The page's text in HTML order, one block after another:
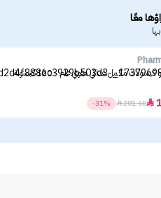
معًا
كبسولات مكمل غذائي مقوي عام - 120 كبسولة

201.60

-31%